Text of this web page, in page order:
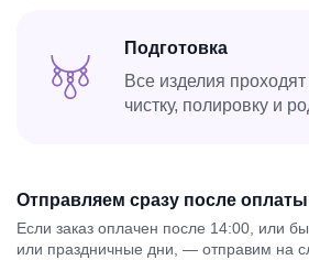
Подготовка
Все изделия
чистку, полировку и
Отправляем сразу после оплаты
Если заказ оплачен после 14:00, или
или праздничные дни, — отправим на